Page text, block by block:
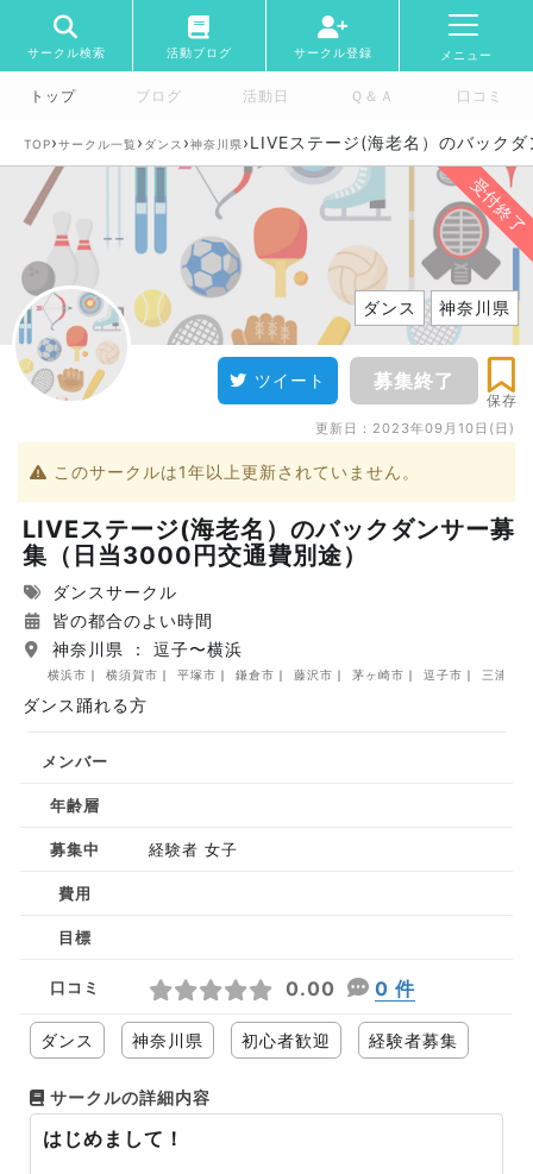
サークル検索 活動ブログ サークル登録 メニュー
トップ ブログ 活動日 Ｑ＆Ａ 口コミ
TOP›サークル一覧 › ダンス ›神奈川県›LIVEステージ(海老名）のバック
受付終了
ダンス 神奈川県
ツイート 募集終了
保存
更新日： 2023年09月10日(日)
このサークルは1年以上更新されていません。
LIVEステージ(海老名）のバックダンサー募
集（日当3000円交通費別途）
ダンスサークル
皆の都合のよい時間
神奈川県 ： 逗子〜横浜
横浜市 横須賀市 平塚市 鎌倉市 藤沢市 茅ヶ崎市 逗子市 三浦市
ダンス踊れる方
メンバー
年齢層
募集中 経験者 女子
費用
目標
口コミ 0.00 0 件
ダンス 神奈川県 初心者歓迎 経験者募集
サークルの詳細内容
はじめまして！